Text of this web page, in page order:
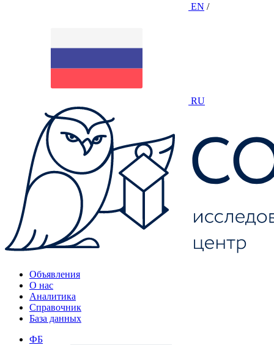
EN /
RU
Объявления
О нас
Аналитика
Справочник
База данных
ФБ